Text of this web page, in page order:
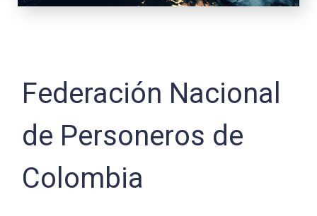
Federación Nacional
de Personeros de
Colombia